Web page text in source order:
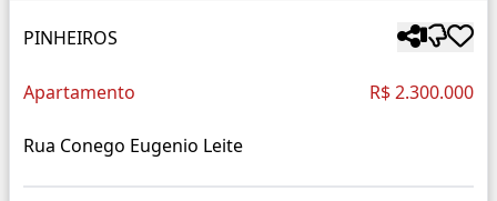
PINHEIROS
Apartamento R$ 2.300.000
Rua Conego Eugenio Leite